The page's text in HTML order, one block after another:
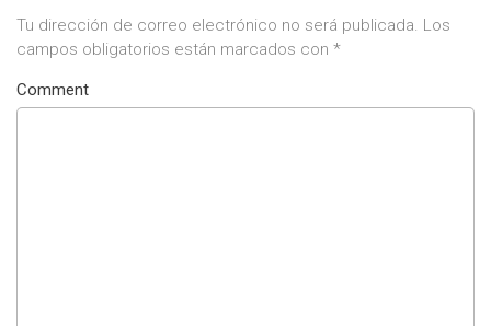
Tu dirección de correo electrónico no será publicada. Los
campos obligatorios están marcados con *
Comment